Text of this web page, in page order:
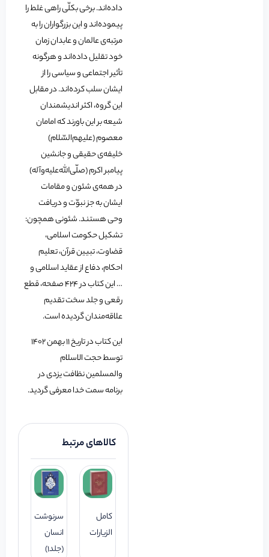
داده‌اند. برخی بکلّی راهی غلط را
پیموده‌اند و این بزرگواران را به
مرتبه‌ی عالمان و عابدان زمان
خود تقلیل داده‌اند و هرگونه
تأثیر اجتماعی و سیاسی را از
ایشان سلب کرده‌اند. در مقابل
این گروه، اکثر اندیشمندان
شیعه بر این باورند که امامان
معصوم (علیهم‌السّلام)
خلیفه‌ی حقیقی و جانشین
پیامبر اکرم (صلّی‌الله‌علیه‌وآله)
در همه‌ی شئون و مقامات
ایشان به جز نبوّت و دریافت
وحی هستند. شئونی همچون:
تشکیل حکومت اسلامی،
قضاوت، تبیین قرآن، تعلیم
احکام، دفاع از عقاید اسلامی و
… این کتاب در 424 صفحه، قطع
رقعی و جلد سخت تقدیم
علاقه‌مندان گردیده است.
این کتاب در تاریخ 11 بهمن 1402
توسط حجت الاسلام
والمسلمین نظافت یزدی در
برنامه سمت خدا معرفی گردید.
کالاهای مرتبط
کامل
الزیارات
سرنوشت
انسان
(جلد1)